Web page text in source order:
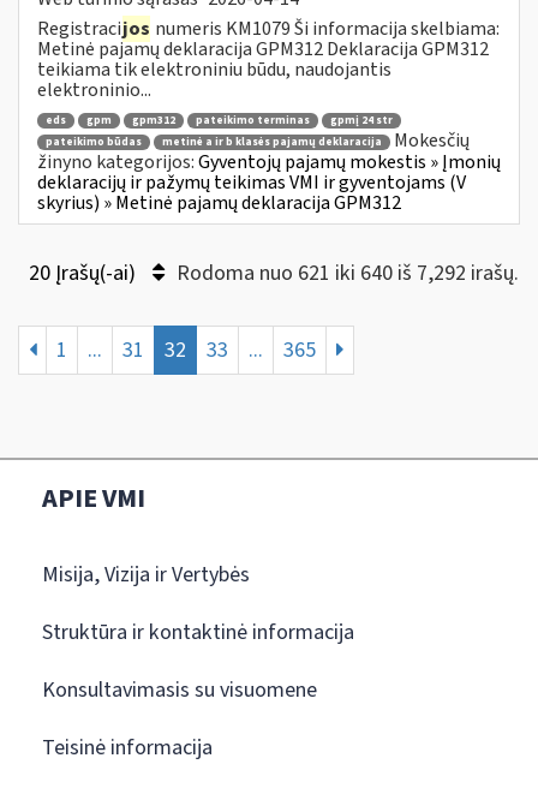
Registracijos numeris KM1079 Ši informacija skelbiama:
Metinė pajamų deklaracija GPM312 Deklaracija GPM312
teikiama tik elektroniniu būdu, naudojantis
elektroninio...
eds gpm gpm312 pateikimo terminas
gpmį 24 str
pateikimo būdas
metinė a ir b klasės pajamų deklaracija
Mokesčių
žinyno kategorijos:Gyventojų pajamų mokestis » Įmonių
deklaracijų ir pažymų teikimas VMI ir gyventojams (V
skyrius) » Metinė pajamų deklaracija GPM312
20 Įrašų(-ai) Rodoma nuo 621 iki 640 iš 7,292 irašų.
1 ... 31 32 33 ... 365
APIE VMI
Misija, Vizija ir Vertybės
Struktūra ir kontaktinė informacija
Konsultavimasis su visuomene
Teisinė informacija